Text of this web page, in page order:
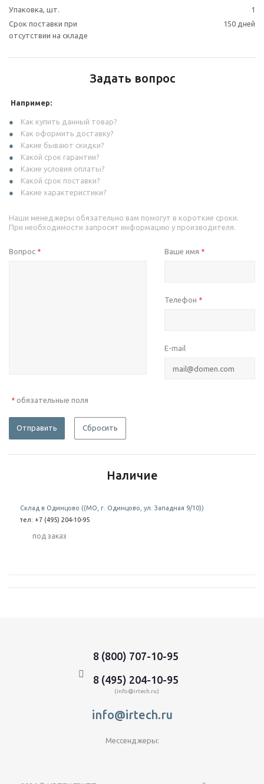
Упаковка, шт.
1
Срок поставки при
отсутствии на складе
150 дней
Задать вопрос
Например:
Как купить данный товар?
Как оформить доставку?
Какие бывают скидки?
Какой срок гарантии?
Какие условия оплаты?
Какой срок поставки?
Какие характеристики?
Наши менеджеры обязательно вам помогут в короткие сроки.
При необходимости запросят информацию у производителя.
Вопрос * Ваше имя *
Телефон *
E-mail
* обязательные поля
Отправить Сбросить
Наличие
Склад в Одинцово ((МО, г. Одинцово, ул. Западная 9/10))
тел: +7 (495) 204-10-95
Под заказ
8 (800) 707-10-95
8 (495) 204-10-95
(info@irtech.ru)
info@irtech.ru
Мессенджеры: